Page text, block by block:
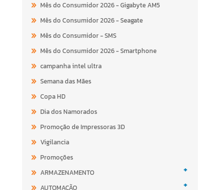
Mês do Consumidor 2026 - Gigabyte AM5
Mês do Consumidor 2026 - Seagate
Mês do Consumidor - SMS
Mês do Consumidor 2026 - Smartphone
campanha intel ultra
Semana das Mães
Copa HD
Dia dos Namorados
Promoção de Impressoras 3D
Vigilancia
Promoções
ARMAZENAMENTO
+
AUTOMAÇÃO +